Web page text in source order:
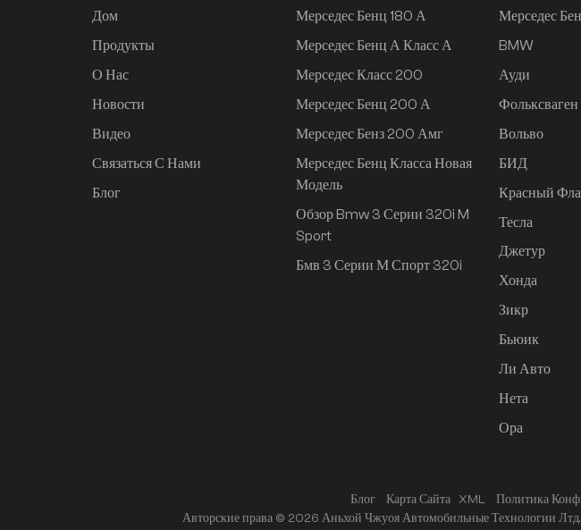
дальнобойная версия
для умного вождения
Mi SU7 2024, 830 км,
Дом
Продукты
О Нас
Новости
Видео
Связаться С Нами
Блог
Мерседес Бенц 180 А
Мерседес Бенц А Класс А
Мерседес Класс 200
Мерседес Бенц 200 А
Мерседес Бенз 200 Амг
Мерседес Бенц Класса Новая
Модель
Обзор Bmw 3 Серии 320i M
Sport
Бмв 3 Серии М Спорт 320i
Мерседес
BMW
Ауди
Фольксваген
Вольво
БИД
Красный
Тесла
Джетур
Хонда
Зикр
Бьюик
Ли Авто
Нета
Ора
Блог Карта Сайта XML
Политика
Авторские права © 2026 Аньхой Чжуоя Автомобильные Технологии